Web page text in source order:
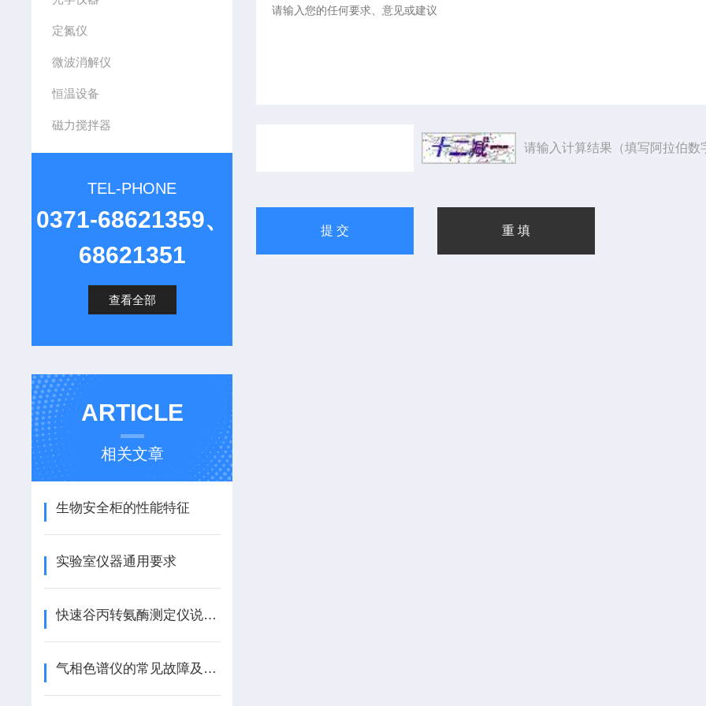
定氮仪
微波消解仪
恒温设备
磁力搅拌器
TEL-PHONE
0371-68621359、
68621351
查看全部
ARTICLE
相关文章
生物安全柜的性能特征
实验室仪器通用要求
快速谷丙转氨酶测定仪说明书
气相色谱仪的常见故障及检修
请输入计算结果（填写阿拉伯数